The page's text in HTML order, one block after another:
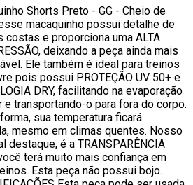
Shorts Preto - GG - Cheio de
macaquinho possui detalhe de
costas e proporciona uma ALTA
deixando a peça ainda mais
Ele também é ideal para treinos
pois possui PROTEÇÃO UV 50+ e
DRY, facilitando na evaporação
e transportando-o para fora do corpo.
sua temperatura ficará
mesmo em climas quentes. Nosso
destaque, é a TRANSPARÊNCIA
terá muito mais confiança em
Esta peça não possui bojo.